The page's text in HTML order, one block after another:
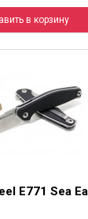
в корзину
E771 Sea